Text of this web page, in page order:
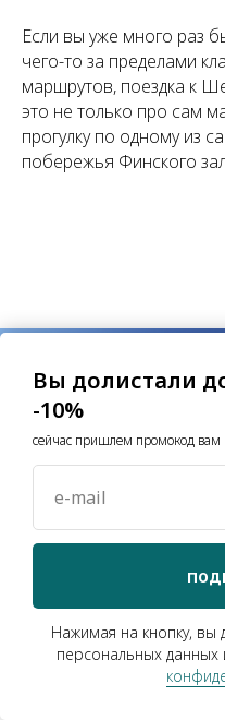
Если вы уже много раз
чего-то за пределами
маршрутов, поездка к
это не только про сам
прогулку по одному из
побережья Финского
Вы долистали
-10%
сейчас пришлем промокод вам
e-mail
Нажимая на кнопку, вы
персональных данных